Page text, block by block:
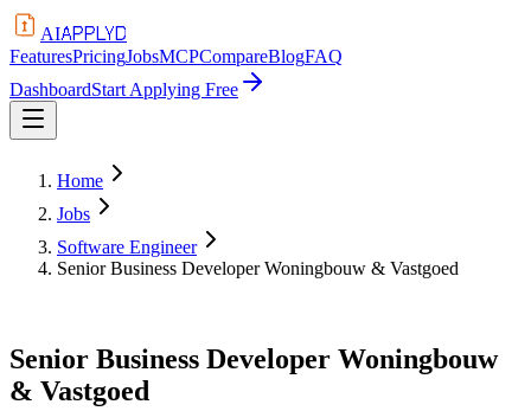
AIAPPLYD
FeaturesPricingJobsMCPCompareBlogFAQ
DashboardStart Applying Free
Home
Jobs
Software Engineer
Senior Business Developer Woningbouw & Vastgoed
Senior Business Developer Woningbouw
& Vastgoed